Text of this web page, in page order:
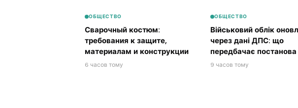
ОБЩЕСТВО
Сварочный костюм:
требования к защите,
материалам и конструкции
6 часов тому
ОБЩЕСТВО
Військовий облік
через дані ДПС: що
передбачає
9 часов тому